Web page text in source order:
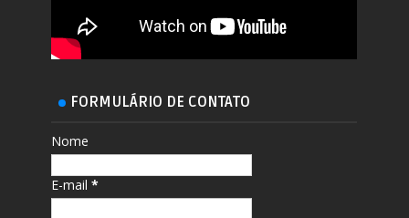
FORMULÁRIO DE CONTATO
Nome
E-mail*